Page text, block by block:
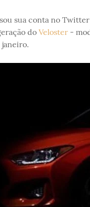
sua conta no
do Veloster-
janeiro.